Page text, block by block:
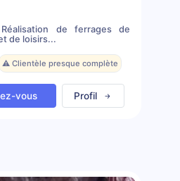
de ferrages de
de loisirs...
⚠️ Clientèle presque complète
vous Profil